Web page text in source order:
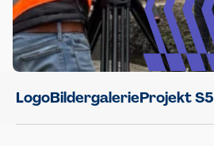
LogoBildergalerieProjekt S5